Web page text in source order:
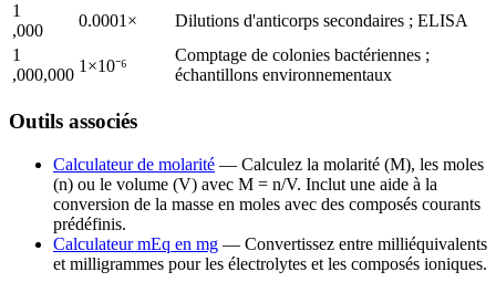
1
,000
0.0001×
Dilutions d'anticorps secondaires ; ELISA
1
,000,000 1×10⁻⁶
Comptage de colonies bactériennes ;
échantillons environnementaux
Outils associés
Calculateur de molarité — Calculez la molarité (M), les moles
(n) ou le volume (V) avec M = n/V. Inclut une aide à la
conversion de la masse en moles avec des composés courants
prédéfinis.
Calculateur mEq en mg — Convertissez entre milliéquivalents
et milligrammes pour les électrolytes et les composés ioniques.